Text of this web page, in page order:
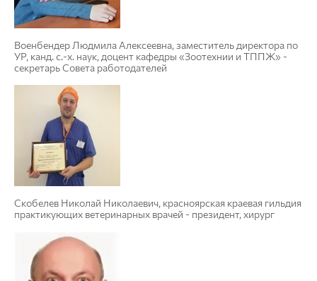
Военбендер Людмила Алексеевна, заместитель директора по
УР, канд. с.-х. наук, доцент кафедры «Зоотехнии и ТППЖ» -
секретарь Совета работодателей
Скобелев Николай Николаевич, красноярская краевая гильдия
практикующих ветеринарных врачей - президент, хирург